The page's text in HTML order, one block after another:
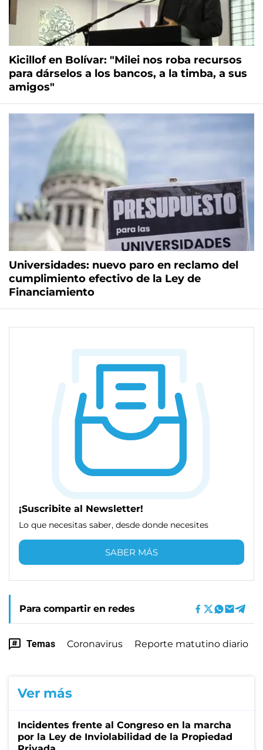
Kicillof en Bolívar: "Milei nos roba recursos
para dárselos a los bancos, a la timba, a sus
amigos"
Universidades: nuevo paro en reclamo del
cumplimiento efectivo de la Ley de
Financiamiento
¡Suscribite al Newsletter!
Lo que necesitas saber, desde donde necesites
SABER MÁS
Para compartir en redes
Temas Coronavirus Reporte matutino diario
Ver más
Incidentes frente al Congreso en la marcha
por la Ley de Inviolabilidad de la Propiedad